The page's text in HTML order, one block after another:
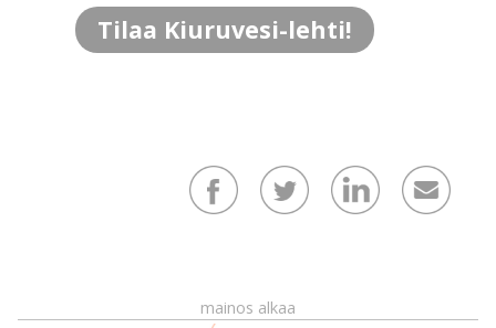
Tilaa Kiuruvesi-lehti!
mainos alkaa